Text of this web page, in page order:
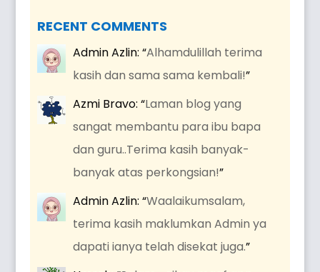
RECENT COMMENTS
Admin Azlin: “Alhamdulillah terima
kasih dan sama sama kembali!”
Azmi Bravo: “Laman blog yang
sangat membantu para ibu bapa
dan guru..Terima kasih banyak-
banyak atas perkongsian!”
Admin Azlin: “Waalaikumsalam,
terima kasih maklumkan Admin ya
dapati ianya telah disekat juga.”